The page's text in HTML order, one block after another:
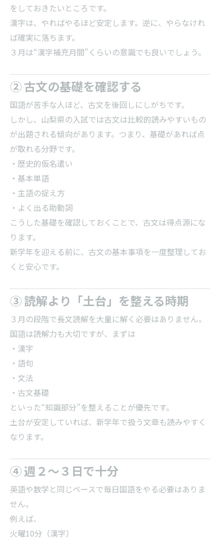
をしておきたいところです。
漢字は、やればやるほど安定します。逆に、やらなけれ
ば確実に落ちます。
３月は“漢字補充月間”くらいの意識でも良いでしょう。
② 古文の基礎を確認する
国語が苦手な人ほど、古文を後回しにしがちです。
しかし、山梨県の入試では古文は比較的読みやすいもの
が出題される傾向があります。つまり、基礎があれば点
が取れる分野です。
・歴史的仮名遣い
・基本単語
・主語の捉え方
・よく出る助動詞
こうした基礎を確認しておくことで、古文は得点源にな
ります。
新学年を迎える前に、古文の基本事項を一度整理してお
くと安心です。
③ 読解より「土台」を整える時期
３月の段階で長文読解を大量に解く必要はありません。
国語は読解力も大切ですが、まずは
・漢字
・語句
・文法
・古文基礎
といった“知識部分”を整えることが優先です。
土台が安定していれば、新学年で扱う文章も読みやすく
なります。
④ 週２～３日で十分
英語や数学と同じペースで毎日国語をやる必要はありま
せん。
例えば、
火曜10分（漢字）